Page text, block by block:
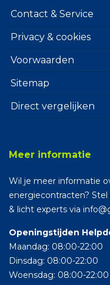
Contact & Service
Privacy & cookies
Voorwaarden
Sitemap
Direct vergelijken
Meer informatie
Wil je meer informatie
energiecontracten?
& licht experts via
Openingstijden
Maandag: 08:00-22:00
Dinsdag: 08:00-22:00
Woensdag: 08:00-22:00